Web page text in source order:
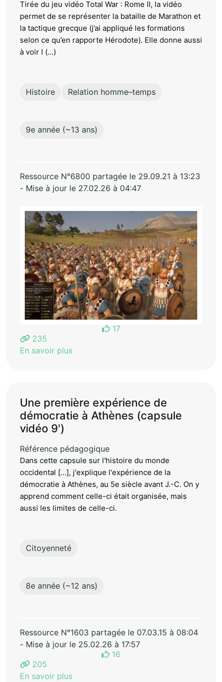
Tirée du jeu vidéo Total War : Rome II, la vidéo
permet de se représenter la bataille de Marathon et
la tactique grecque (j’ai appliqué les formations
selon ce qu’en rapporte Hérodote). Elle donne aussi
à voir l (...)
Histoire Relation homme–temps
9e année (~13 ans)
Ressource N°6800 partagée le 29.09.21 à 13:23
- Mise à jour le 27.02.26 à 04:47
17
235
En savoir plus
Une première expérience de
démocratie à Athènes (capsule
vidéo 9')
Référence pédagogique
Dans cette capsule sur l'histoire du monde
occidental [...], j'explique l'expérience de la
démocratie à Athènes, au 5e siècle avant J.-C. On y
apprend comment celle-ci était organisée, mais
aussi les limites de celle-ci.
Citoyenneté
8e année (~12 ans)
Ressource N°1603 partagée le 07.03.15 à 08:04
- Mise à jour le 25.02.26 à 17:57
16
205
En savoir plus